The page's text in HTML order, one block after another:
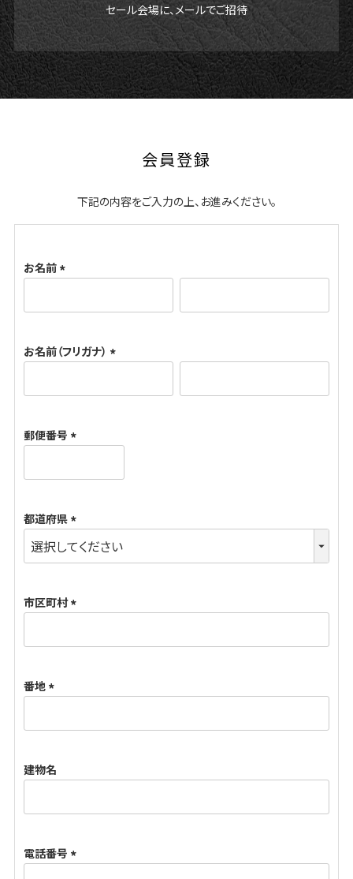
セール会場に、メールでご招待
会員登録
下記の内容をご入力の上、お進みください。
お名前
必
)
お名前（フリガナ）
必
郵便番号
必
)
都道府県
(
必
)
市区町村
必
番地
必
)
建物名
電話番号